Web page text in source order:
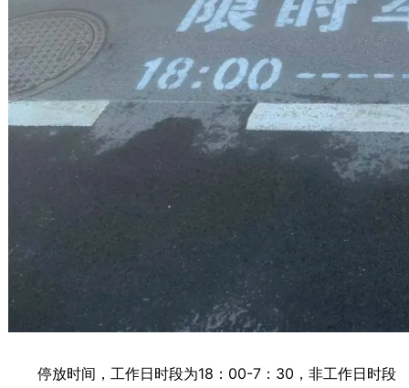
停放时间，工作日时段为18：00-7：30，非工作日时段